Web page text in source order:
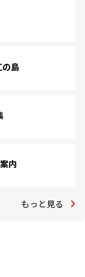
の島
内
もっと見る